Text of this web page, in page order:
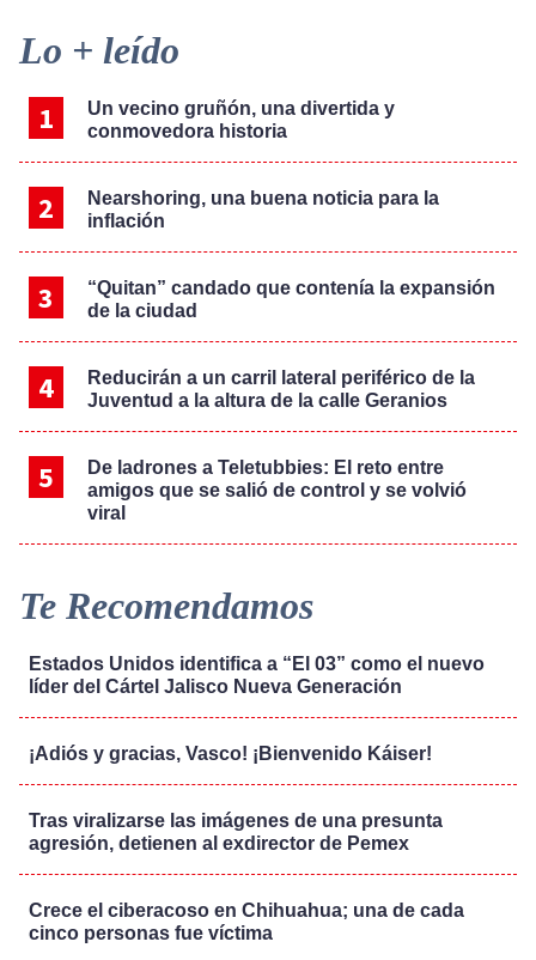
Primary
Sidebar
Lo + leído
Un vecino gruñón, una divertida y
conmovedora historia
Nearshoring, una buena noticia para la
inflación
“Quitan” candado que contenía la expansión
de la ciudad
Reducirán a un carril lateral periférico de la
Juventud a la altura de la calle Geranios
De ladrones a Teletubbies: El reto entre
amigos que se salió de control y se volvió
viral
Te Recomendamos
Estados Unidos identifica a “El 03” como el nuevo
líder del Cártel Jalisco Nueva Generación
¡Adiós y gracias, Vasco! ¡Bienvenido Káiser!
Tras viralizarse las imágenes de una presunta
agresión, detienen al exdirector de Pemex
Crece el ciberacoso en Chihuahua; una de cada
cinco personas fue víctima